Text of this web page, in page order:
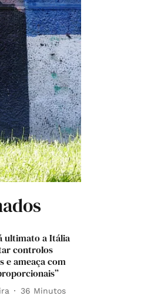
ultimato a Itália
controlos
e ameaça com
36 Minutos